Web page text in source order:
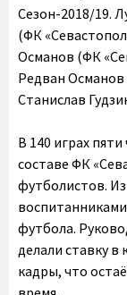
Сезон-2018/19.
(ФК
Османов (ФК
Редван
Станислав
В 140 играх
составе ФК
футболистов.
футбола.
делали ставку
кадры, что